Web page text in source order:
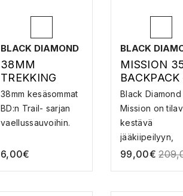
BLACK DIAMOND
38MM
TREKKING
BASKET –
SOMPA
38mm kesäsommat
BD:n Trail- sarjan
vaellussauvoihin.
6,00€
BLACK
MISSION
BACKPACK
Black Diamond
Mission on
kestävä
jääkiipeilyyn,
vuoristoo...
99,00€